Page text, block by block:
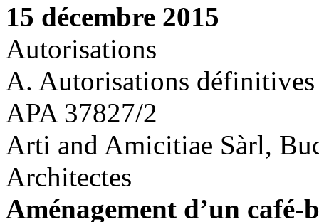
15 décembre 2015
Autorisations
A. Autorisations définitives
APA 37827/2
Arti and Amicitiae Sàrl,
Architectes
Aménagement d’un